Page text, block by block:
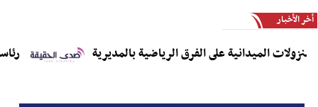
أخر الأخبار
الميدانية على الفرق الرياضية بالمديرية